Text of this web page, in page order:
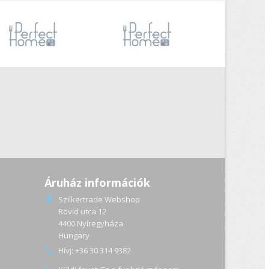
Áruház információk

Szilkertrade Webshop
Rövid utca 12
4400 Nyíregyháza
Hungary
 Hívj: +36 30 314 9382